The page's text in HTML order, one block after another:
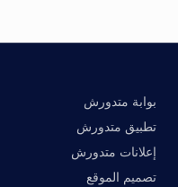
بوابة متدورش
تطبيق متدورش
إعلانات متدورش
تصميم الموقع